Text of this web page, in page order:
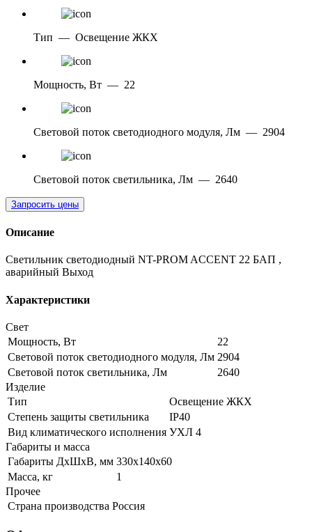
Тип — Освещение ЖКХ
Мощность, Вт — 22
Световой поток светодиодного модуля, Лм — 2904
Световой поток светильника, Лм — 2640
Запросить цены
Описание
Светильник светодиодный NT-PROM ACCENT 22 БАП ,
аварийный Выход
Характеристики
Свет
Мощность, Вт
22
Световой поток светодиодного модуля, Лм 2904
Световой поток светильника, Лм
2640
Изделие
Тип
Освещение ЖКХ
Степень защиты светильника
IP40
Вид климатического исполнения УХЛ 4
Габариты и масса
Габариты ДхШхВ, мм 330х140х60
Масса, кг
1
Прочее
Страна производства Россия